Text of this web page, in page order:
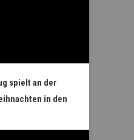
spielt an der
in den